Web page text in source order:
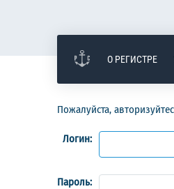
О РЕГИСТРЕ
Пожалуйста,
Логин:
Пароль: